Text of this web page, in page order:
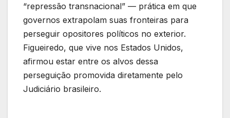
“repressão transnacional” — prática em que
governos extrapolam suas fronteiras para
perseguir opositores políticos no exterior.
Figueiredo, que vive nos Estados Unidos,
afirmou estar entre os alvos dessa
perseguição promovida diretamente pelo
Judiciário brasileiro.